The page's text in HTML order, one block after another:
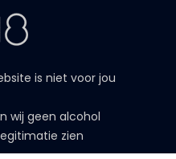
is niet voor jou
wij geen alcohol
zien